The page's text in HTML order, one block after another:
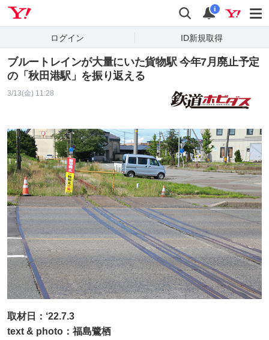
検索 通知
i
ログイン ID新規取得
ブルートレインが大量にいた貨物駅 今年7月廃止予定
の「秋田港駅」を振り返える
3/13(金) 11:28
取材日：‘22.7.3
text & photo：福島鷺栖